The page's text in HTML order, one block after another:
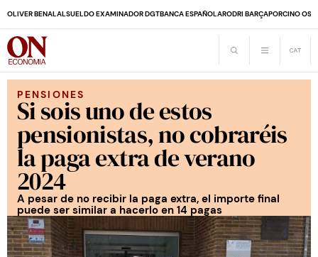
OLIVER BENALALSUELDO EXAMINADOR DGTBANCA ESPAÑOLARODRI BARÇAPORCINO
PENSIONES
Si sois uno de estos
pensionistas, no cobraréis
la paga extra de verano
2024
A pesar de no recibir la paga extra, el importe final
puede ser similar a hacerlo en 14 pagas